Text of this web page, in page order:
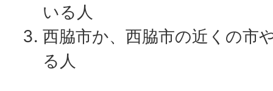
いる人
西脇市か、西脇市の近くの市
る人